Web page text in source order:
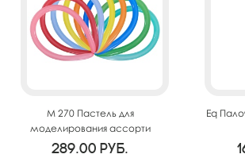
M 270 Пастель для
моделирования ассорти
100шт
289.00 руб.
Eq